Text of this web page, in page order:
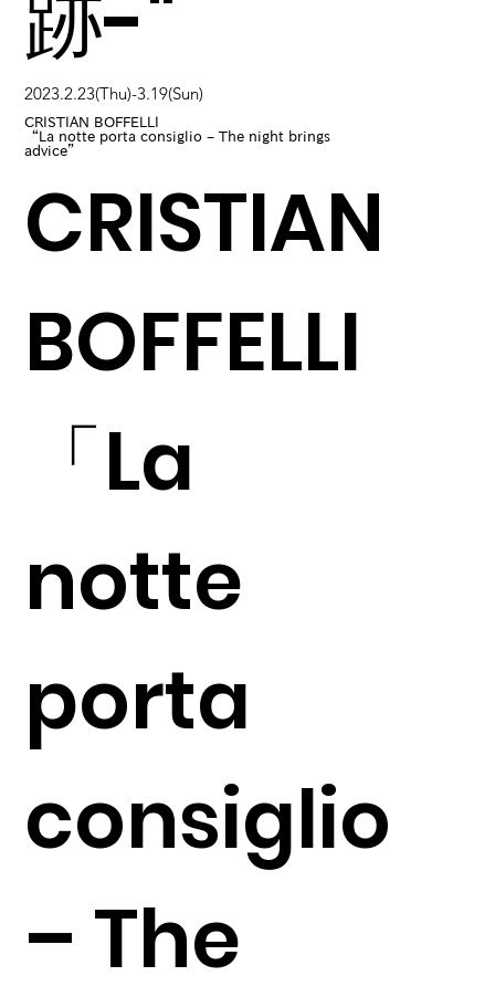
跡-"
2023.2.23(Thu)-3.19(Sun)
CRISTIAN BOFFELLI
“La notte porta consiglio – The night brings
advice”
CRISTIAN
BOFFELLI
「La
notte
porta
consiglio
– The